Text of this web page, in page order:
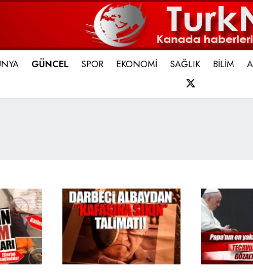
GÜNCEL SPOR EKONOMİ SAĞLIK BİLİM